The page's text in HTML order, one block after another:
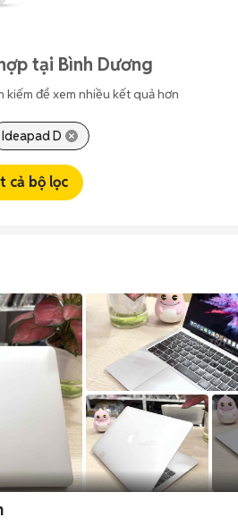
tại Bình Dương
để xem nhiều kết quả hơn
Ideapad D
cả bộ lọc